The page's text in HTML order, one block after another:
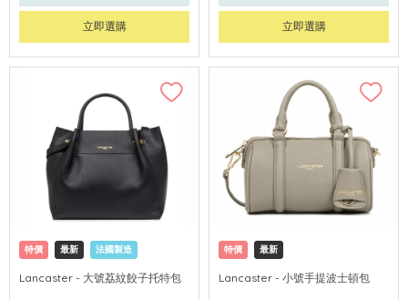
立即選購 立即選購
特價 最新 法國製造
Lancaster - 大號荔紋餃子托特包
特價 最新
Lancaster - 小號手提波士頓包